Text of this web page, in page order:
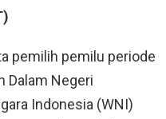
pemilih pemilu periode
Dalam Negeri
Indonesia (WNI)